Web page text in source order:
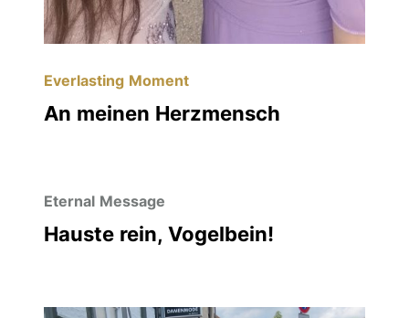
Everlasting Moment
An meinen Herzmensch
Eternal Message
Hauste rein, Vogelbein!